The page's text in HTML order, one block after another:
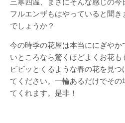
三寒四温、まさにそんな感じの
フルエンザもはやっていると聞
でしょうか？
今の時季の花屋は本当ににぎや
いところなら驚くほどよくお花も
ビビッとくるような春の花を見
てください。一輪あるだけでその
てくれます。是非！